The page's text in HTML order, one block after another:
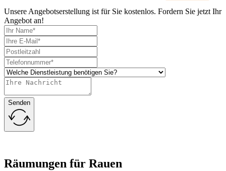
Unsere Angebotserstellung ist für Sie kostenlos. Fordern Sie jetzt Ihr
Angebot an!
Senden
Räumungen für Rauen